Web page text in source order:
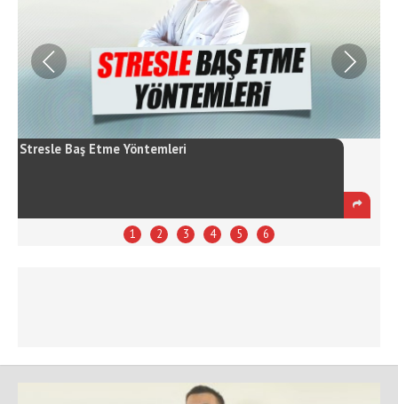
Stresle Baş Etme Yöntemleri
1 2 3 4 5 6